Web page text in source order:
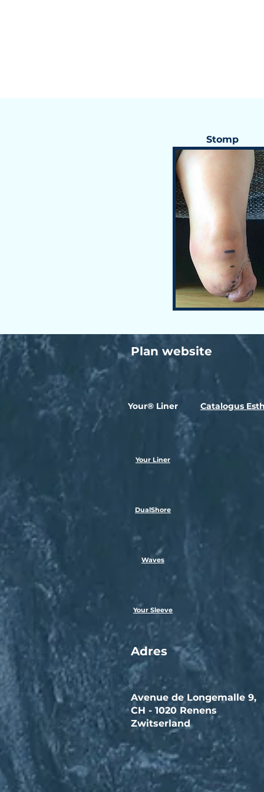
Stomp
Plan website
Your® Liner Catalogus
Your Liner
DualShore
Waves
Your Sleeve
Adres
Avenue de Longemalle 9,
CH - 1020 Renens
Zwitserland